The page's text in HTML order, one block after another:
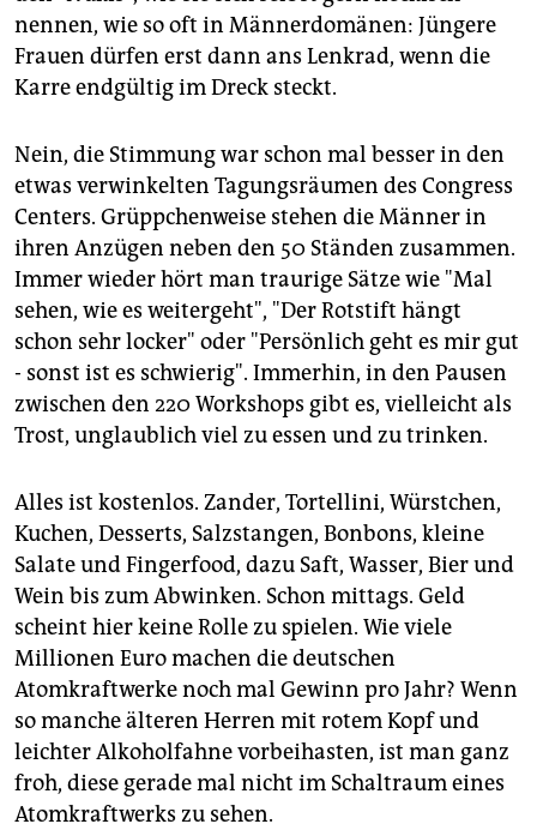
nennen, wie so oft in Männerdomänen: Jüngere
Frauen dürfen erst dann ans Lenkrad, wenn die
Karre endgültig im Dreck steckt.
Nein, die Stimmung war schon mal besser in den
etwas verwinkelten Tagungsräumen des Congress
Centers. Grüppchenweise stehen die Männer in
ihren Anzügen neben den 50 Ständen zusammen.
Immer wieder hört man traurige Sätze wie "Mal
sehen, wie es weitergeht", "Der Rotstift hängt
schon sehr locker" oder "Persönlich geht es mir gut
- sonst ist es schwierig". Immerhin, in den Pausen
zwischen den 220 Workshops gibt es, vielleicht als
Trost, unglaublich viel zu essen und zu trinken.
Alles ist kostenlos. Zander, Tortellini, Würstchen,
Kuchen, Desserts, Salzstangen, Bonbons, kleine
Salate und Fingerfood, dazu Saft, Wasser, Bier und
Wein bis zum Abwinken. Schon mittags. Geld
scheint hier keine Rolle zu spielen. Wie viele
Millionen Euro machen die deutschen
Atomkraftwerke noch mal Gewinn pro Jahr? Wenn
so manche älteren Herren mit rotem Kopf und
leichter Alkoholfahne vorbeihasten, ist man ganz
froh, diese gerade mal nicht im Schaltraum eines
Atomkraftwerks zu sehen.